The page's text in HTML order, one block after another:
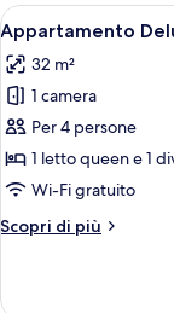
Apri
tutte
le
foto
per
Appartamento
Deluxe
14
Appartamento
32 m²
1 camera
Per 4 persone
1 letto queen e 1
Wi-Fi gratuito
Scopri di più
Altri